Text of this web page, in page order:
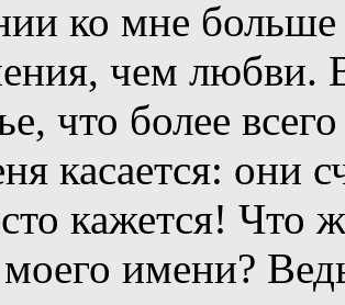
ко мне больше
чем любви.
что более
касается:
кажется! Что
имени?